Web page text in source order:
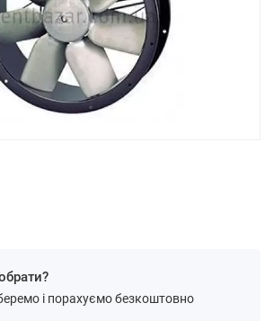
і порахуємо безкоштовно